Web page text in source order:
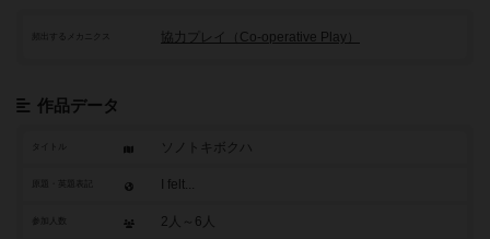
頻出するメカニクス 協力プレイ（Co-operative Play）
作品データ
タイトル ソノトキボクハ
原題・英題表記 I felt...
参加人数 2人～6人